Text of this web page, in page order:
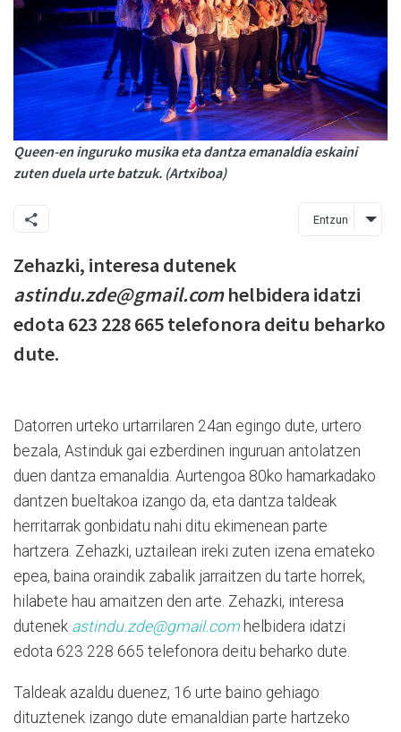
Queen-en inguruko musika eta dantza emanaldia eskaini
zuten duela urte batzuk. (Artxiboa)
Entzun
Zehazki, interesa dutenek
astindu.zde@gmail.comhelbidera idatzi
edota 623 228 665 telefonora deitu beharko
dute.
Datorren urteko urtarrilaren 24an egingo dute, urtero
bezala, Astinduk gai ezberdinen inguruan antolatzen
duen dantza emanaldia. Aurtengoa 80ko hamarkadako
dantzen bueltakoa izango da, eta dantza taldeak
herritarrak gonbidatu nahi ditu ekimenean parte
hartzera. Zehazki, uztailean ireki zuten izena emateko
epea, baina oraindik zabalik jarraitzen du tarte horrek,
hilabete hau amaitzen den arte. Zehazki, interesa
dutenek astindu.zde@gmail.com helbidera idatzi
edota 623 228 665 telefonora deitu beharko dute.
Taldeak azaldu duenez, 16 urte baino gehiago
dituztenek izango dute emanaldian parte hartzeko